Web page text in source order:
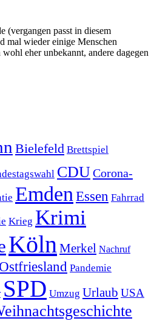
(vergangen passt in diesem
mal wieder einige Menschen
eher unbekannt, andere dagegen
Bielefeld Brettspiel
CDUCorona-
Emden Essen Fahrrad
Krieg Krimi
KölnMerkel Nachruf
Ostfriesland Pandemie
SPD Umzug Urlaub USA